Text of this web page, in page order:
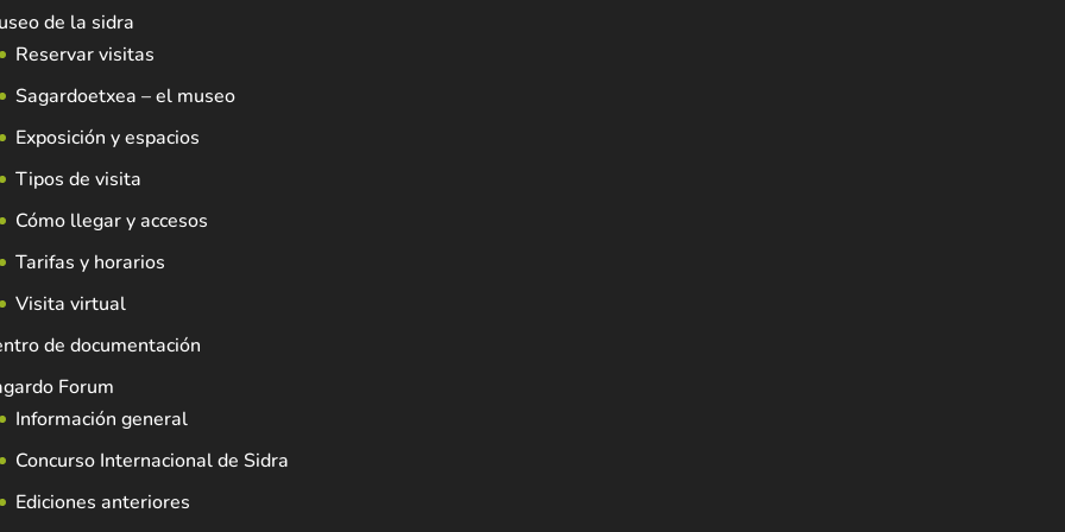
de la sidra
Reservar visitas
Sagardoetxea – el museo
Exposición y espacios
Tipos de visita
Cómo llegar y accesos
Tarifas y horarios
Visita virtual
de documentación
Forum
Información general
Concurso Internacional de Sidra
Ediciones anteriores